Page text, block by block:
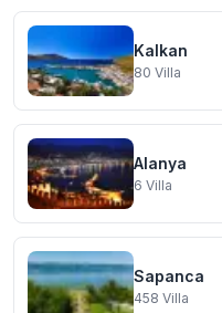
Kalkan
80 Villa
Alanya
6 Villa
Sapanca
458 Villa